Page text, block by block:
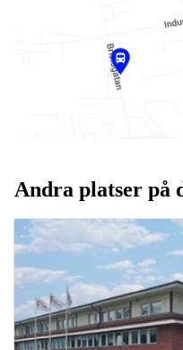
Andra platser på